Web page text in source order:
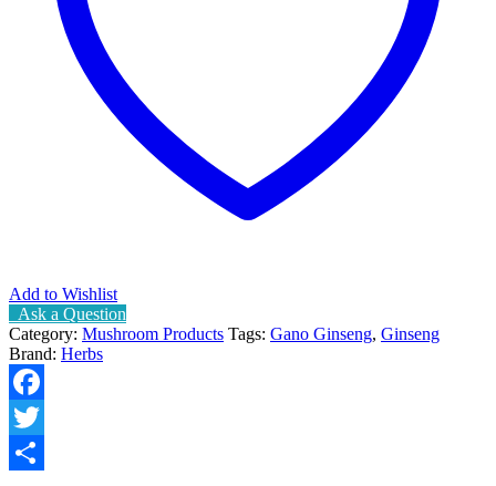
Add to Wishlist
Ask a Question
Category: Mushroom Products Tags: Gano Ginseng, Ginseng
Brand: Herbs
Facebook
Twitter